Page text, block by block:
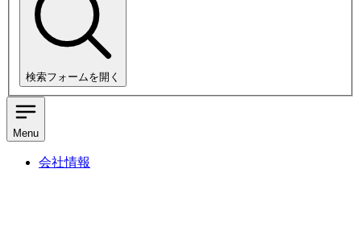
検索フォームを開く
Menu
会社情報